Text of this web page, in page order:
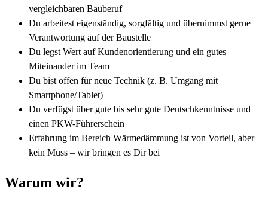
vergleichbaren Bauberuf
Du arbeitest eigenständig, sorgfältig und übernimmst gerne
Verantwortung auf der Baustelle
Du legst Wert auf Kundenorientierung und ein gutes
Miteinander im Team
Du bist offen für neue Technik (z. B. Umgang mit
Smartphone/Tablet)
Du verfügst über gute bis sehr gute Deutschkenntnisse und
einen PKW-Führerschein
Erfahrung im Bereich Wärmedämmung ist von Vorteil, aber
kein Muss – wir bringen es Dir bei
Warum wir?